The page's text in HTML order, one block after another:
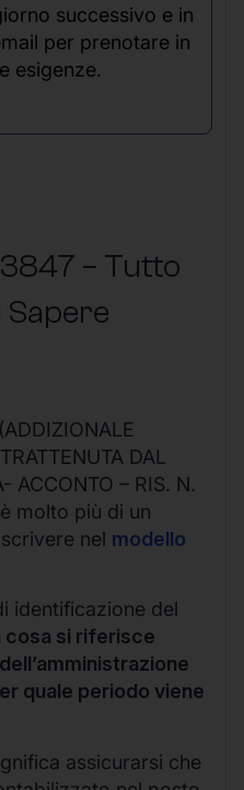
successivo e in
per prenotare in
esigenze.
– Tutto
Sapere
(ADDIZIONALE
DAL
ACCONTO – RIS. N.
molto più di un
nel modello
identificazione del
cosa si riferisce
quale periodo viene
assicurarsi che